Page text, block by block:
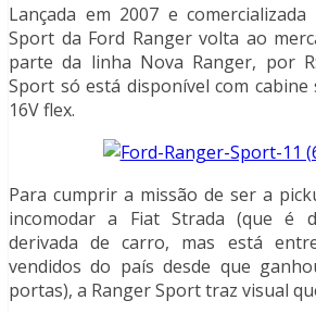
Lançada em 2007 e
Sport da Ford Ranger volta ao
parte da linha Nova Ranger, por
Sport só está disponível com
16V flex.
Para cumprir a missão de ser a
incomodar a Fiat Strada (que é
derivada de carro, mas está
vendidos do país desde que
portas), a Ranger Sport traz visual